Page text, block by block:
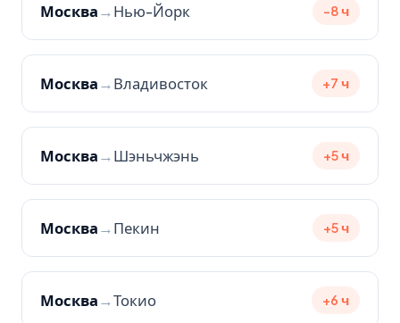
Москва→Нью-Йорк -8 ч
Москва→Владивосток +7 ч
Москва→Шэньчжэнь +5 ч
Москва→Пекин +5 ч
Москва→Токио +6 ч